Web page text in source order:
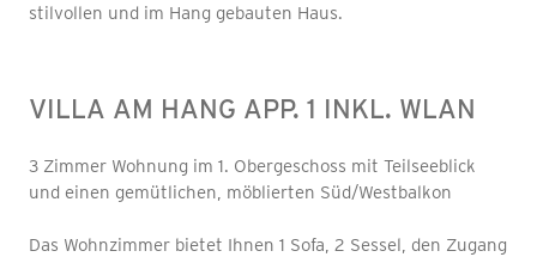
stilvollen und im Hang gebauten Haus.
VILLA AM HANG APP. 1 INKL. WLAN
3 Zimmer Wohnung im 1. Obergeschoss mit Teilseeblick
und einen gemütlichen, möblierten Süd/Westbalkon
Das Wohnzimmer bietet Ihnen 1 Sofa, 2 Sessel, den Zugang